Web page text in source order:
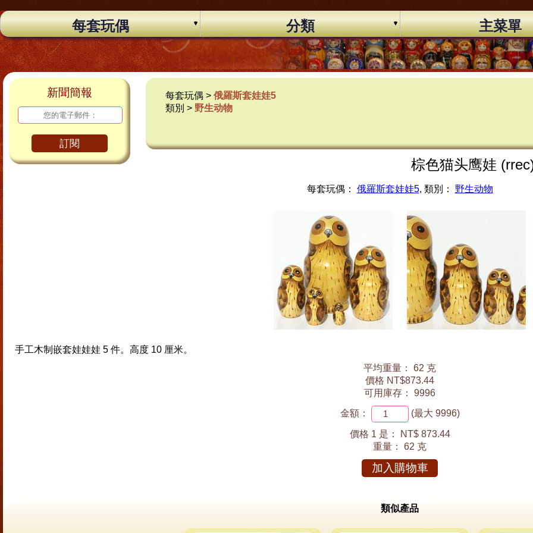
每套玩偶 分類 主菜單
新聞簡報
訂閱
每套玩偶 >俄羅斯套娃娃5
類別 > 野生动物
棕色猫头鹰娃
每套玩偶： 俄羅斯套娃娃5, 類別： 野生动物
手工木制嵌套娃娃娃 5 件。高度 10 厘米。
平均重量： 62 克
價格 NT$873.44
可用庫存： 9996
金額： (最大 9996)
價格 1 是：
NT$ 873.44
重量： 62 克
加入購物車
類似產品